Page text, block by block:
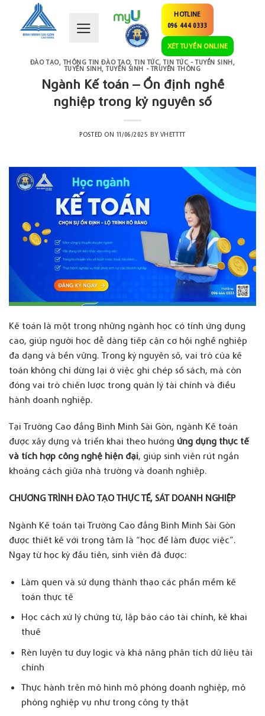
content
HOTLINE
096 444 0333
XÉT TUYỂN ONLINE
ĐÀO TẠO,THÔNG TIN ĐÀO TẠO,TIN TỨC,TIN TỨC - TUYỂN SINH,
TUYỂN SINH,TUYỂN SINH - TRUYỀN THÔNG
Ngành Kế toán – Ổn định nghề
nghiệp trong kỷ nguyên số
POSTED ON 11/06/2025 BY VHETTTT
Kế toán là một trong những ngành học có tính ứng dụng
cao, giúp người học dễ dàng tiếp cận cơ hội nghề nghiệp
đa dạng và bền vững. Trong kỷ nguyên số, vai trò của kế
toán không chỉ dừng lại ở việc ghi chép sổ sách, mà còn
đóng vai trò chiến lược trong quản lý tài chính và điều
hành doanh nghiệp.
Tại Trường Cao đẳng Bình Minh Sài Gòn, ngành Kế toán
được xây dựng và triển khai theo hướng ứng dụng thực tế
và tích hợp công nghệ hiện đại, giúp sinh viên rút ngắn
khoảng cách giữa nhà trường và doanh nghiệp.
CHƯƠNG TRÌNH ĐÀO TẠO THỰC TẾ, SÁT DOANH NGHIỆP
Ngành Kế toán tại Trường Cao đẳng Bình Minh Sài Gòn
được thiết kế với trọng tâm là “học để làm được việc”.
Ngay từ học kỳ đầu tiên, sinh viên đã được:
Làm quen và sử dụng thành thạo các phần mềm kế
toán thực tế
Học cách xử lý chứng từ, lập báo cáo tài chính, kê khai
thuế
Rèn luyện tư duy logic và khả năng phân tích dữ liệu tài
chính
Thực hành trên mô hình mô phỏng doanh nghiệp, mô
phỏng nghiệp vụ như trong công ty thật